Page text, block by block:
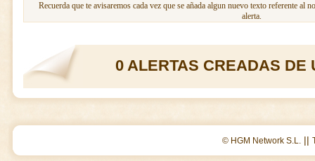
Recuerda que te avisaremos cada vez que se añada algun nuevo texto referente al
alerta.
0 ALERTAS CREADAS DE
© HGM Network S.L. ||